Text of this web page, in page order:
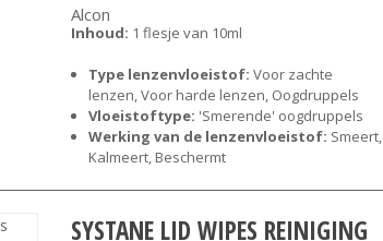
Alcon
Inhoud: 1 flesje van 10ml
Type lenzenvloeistof: Voor zachte
lenzen, Voor harde lenzen, Oogdruppels
Vloeistoftype: 'Smerende' oogdruppels
Werking van de lenzenvloeistof: Smeert,
Kalmeert, Beschermt
SYSTANE LID WIPES REINIGING